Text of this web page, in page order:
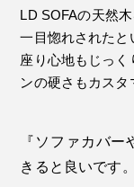
LD SOFAの天然
一目惚れされたと
座り心地もじっく
ンの硬さもカスタ
『ソファカバ
きると良いです。